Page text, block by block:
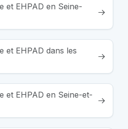
et EHPAD en Seine-
et EHPAD dans les
et EHPAD en Seine-et-